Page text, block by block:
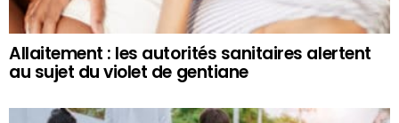
Allaitement : les autorités sanitaires alertent
au sujet du violet de gentiane